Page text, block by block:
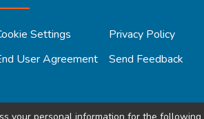
Settings
Privacy Policy
User Agreement
Send Feedback